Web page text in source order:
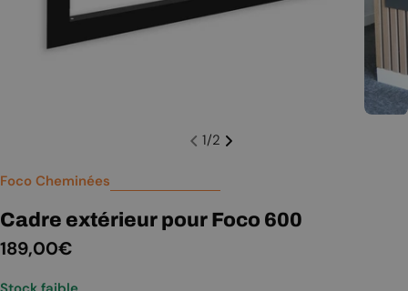
1/2
Foco Cheminées
Cadre extérieur pour Foco 600
Prix
189,00€